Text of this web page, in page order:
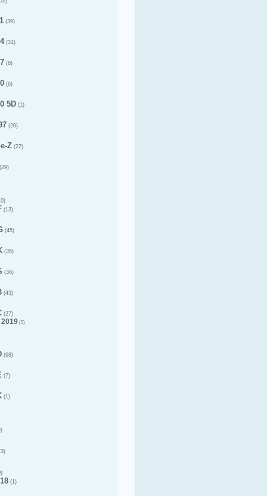
(39)
(31)
(8)
(6)
5D (1)
(20)
Z (22)
(29)
(13)
(45)
(35)
(36)
(43)
(27)
(5)
(68)
(7)
(1)
(1)